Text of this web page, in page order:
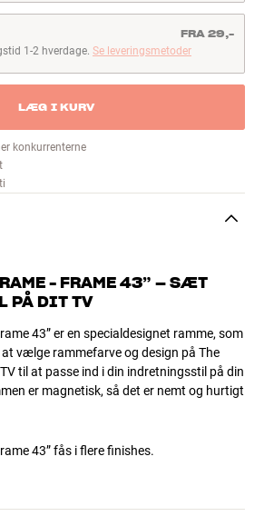
1-2 hverdage. Se leveringsmetoder
FRA 29,-
LÆG I KURV
konkurrenterne
- FRAME 43” – SÆT
PÅ DIT TV
43” er en specialdesignet ramme, som
vælge rammefarve og design på The
til at passe ind i din indretningsstil på din
er magnetisk, så det er nemt og hurtigt
43” fås i flere finishes.